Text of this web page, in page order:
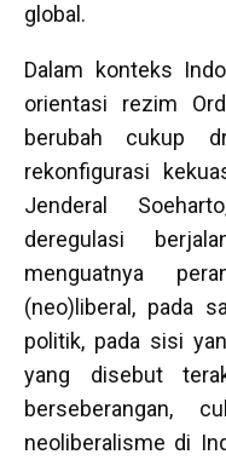
global.
Dalam konteks
orientasi rezim
berubah cukup
rekonfigurasi
Jenderal
deregulasi
menguatnya
(neo)liberal, pada
politik, pada sisi
yang disebut
berseberangan,
neoliberalisme di